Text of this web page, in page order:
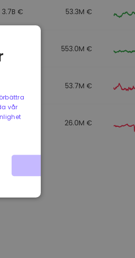
3.7B € 53.3M €
553.0M €
53.7M €
3.2B € 26.0M €
vår